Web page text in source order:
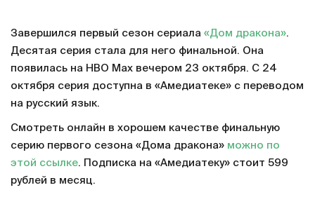
Завершился первый сезон сериала «Дом дракона».
Десятая серия стала для него финальной. Она
появилась на HBO Max вечером 23 октября. С 24
октября серия доступна в «Амедиатеке» с переводом
на русский язык.
Смотреть онлайн в хорошем качестве финальную
серию первого сезона «Дома дракона» можно по
этой ссылке. Подписка на «Амедиатеку» стоит 599
рублей в месяц.